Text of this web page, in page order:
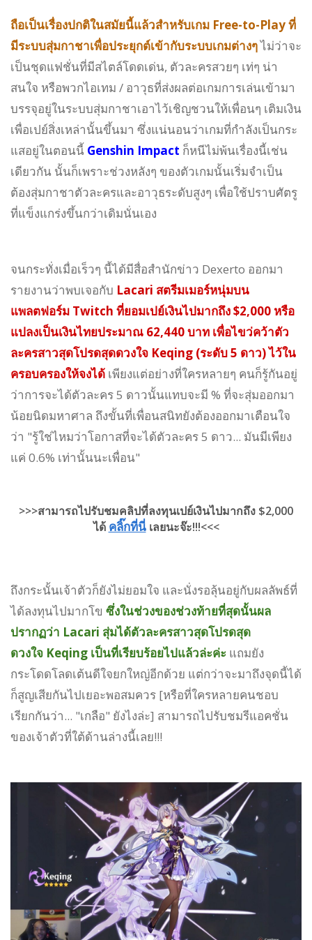
ถือเป็นเรื่องปกติในสมัยนี้แล้วสำหรับเกม Free-to-Play ที่
มีระบบสุ่มกาชาเพื่อประยุกต์เข้ากับระบบเกมต่างๆไม่ว่าจะ
เป็นชุดแฟชั่นที่มีสไตล์โดดเด่น, ตัวละครสวยๆ เท่ๆ น่า
สนใจ หรือพวกไอเทม / อาวุธที่ส่งผลต่อเกมการเล่นเข้ามา
บรรจุอยู่ในระบบสุ่มกาชาเอาไว้เชิญชวนให้เพื่อนๆ เติมเงิน
เพื่อเปย์สิ่งเหล่านั้นขึ้นมา ซึ่งแน่นอนว่าเกมที่กำลังเป็นกระ
แสอยู่ในตอนนี้ Genshin Impact ก็หนีไม่พ้นเรื่องนี้เช่น
เดียวกัน นั้นก็เพราะช่วงหลังๆ ของตัวเกมนั้นเริ่มจำเป็น
ต้องสุ่มกาชาตัวละครและอาวุธระดับสูงๆ เพื่อใช้ปราบศัตรู
ที่แข็งแกร่งขึ้นกว่าเดิมนั่นเอง
จนกระทั่งเมื่อเร็วๆ นี้ได้มีสื่อสำนักข่าว Dexerto ออกมา
รายงานว่าพบเจอกับ Lacari สตรีมเมอร์หนุ่มบน
แพลตฟอร์ม Twitch ที่ยอมเปย์เงินไปมากถึง $2,000 หรือ
แปลงเป็นเงินไทยประมาณ 62,440 บาท เพื่อไขว่คว้าตัว
ละครสาวสุดโปรดสุดดวงใจ Keqing (ระดับ 5 ดาว) ไว้ใน
ครอบครองให้จงได้ เพียงแต่อย่างที่ใครหลายๆ คนก็รู้กันอยู่
ว่าการจะได้ตัวละคร 5 ดาวนั้นแทบจะมี % ที่จะสุ่มออกมา
น้อยนิดมหาศาล ถึงขั้นที่เพื่อนสนิทยังต้องออกมาเตือนใจ
ว่า "รู้ใช่ไหมว่าโอกาสที่จะได้ตัวละคร 5 ดาว... มันมีเพียง
แค่ 0.6% เท่านั้นนะเพื่อน"
>>>สามารถไปรับชมคลิปที่ลงทุนเปย์เงินไปมากถึง $2,000
ได้ คลิ๊กที่นี่ เลยนะจ๊ะ!!!<<<
ถึงกระนั้นเจ้าตัวก็ยังไม่ยอมใจ และนั่งรอลุ้นอยู่กับผลลัพธ์ที่
ได้ลงทุนไปมากโข ซึ่งในช่วงของช่วงท้ายที่สุดนั้นผล
ปรากฏว่า Lacari สุ่มได้ตัวละครสาวสุดโปรดสุด
ดวงใจ Keqing เป็นที่เรียบร้อยไปแล้วล่ะค่ะ แถมยัง
กระโดดโลดเต้นดีใจยกใหญ่อีกด้วย แต่กว่าจะมาถึงจุดนี้ได้
ก็สูญเสียกันไปเยอะพอสมควร [หรือที่ใครหลายคนชอบ
เรียกกันว่า... "เกลือ" ยังไงล่ะ] สามารถไปรับชมรีแอคชั่น
ของเจ้าตัวที่ใต้ด้านล่างนี้เลย!!!